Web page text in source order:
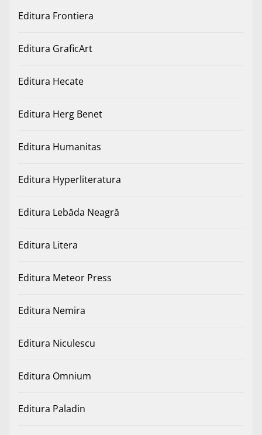
Editura Frontiera
Editura GraficArt
Editura Hecate
Editura Herg Benet
Editura Humanitas
Editura Hyperliteratura
Editura Lebăda Neagră
Editura Litera
Editura Meteor Press
Editura Nemira
Editura Niculescu
Editura Omnium
Editura Paladin